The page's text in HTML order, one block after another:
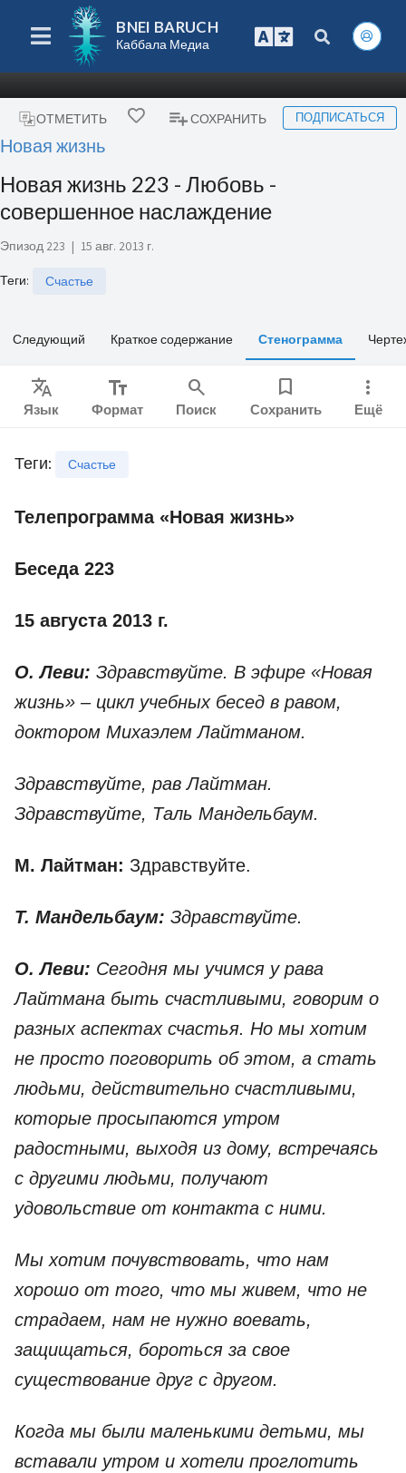
BNEI BARUCH
Каббала Медиа
ОТМЕТИТЬ СОХРАНИТЬ ПОДПИСАТЬСЯ
Новая жизнь
Новая жизнь 223 - Любовь -
совершенное наслаждение
Эпизод 223 | 15 авг. 2013 г.
Теги: Счастье
Следующий Краткое содержание Стенограмма
Translate
Язык
text_fields
Формат
search
Поиск
bookmark
Сохранить
more_vert
Ещё
Теги: Счастье
Телепрограмма «Новая жизнь»
Беседа 223
15 августа 2013 г.
О. Леви: Здравствуйте. В эфире «Новая
жизнь» – цикл учебных бесед в равом,
доктором Михаэлем Лайтманом.
Здравствуйте, рав Лайтман.
Здравствуйте, Таль Мандельбаум.
М. Лайтман: Здравствуйте.
Т. Мандельбаум: Здравствуйте.
О. Леви: Сегодня мы учимся у рава
Лайтмана быть счастливыми, говорим о
разных аспектах счастья. Но мы хотим
не просто поговорить об этом, а стать
людьми, действительно счастливыми,
которые просыпаются утром
радостными, выходя из дому, встречаясь
с другими людьми, получают
удовольствие от контакта с ними.
Мы хотим почувствовать, что нам
хорошо от того, что мы живем, что не
страдаем, нам не нужно воевать,
защищаться, бороться за свое
существование друг с другом.
Когда мы были маленькими детьми, мы
вставали утром и хотели проглотить